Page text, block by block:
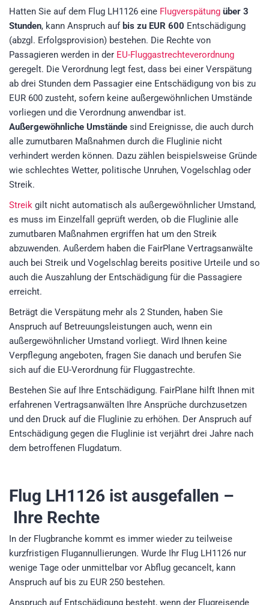
Hatten Sie auf dem Flug LH1126 eine Flugverspätung über 3
Stunden, kann Anspruch auf bis zu EUR 600 Entschädigung
(abzgl. Erfolgsprovision) bestehen. Die Rechte von
Passagieren werden in der EU-Fluggastrechteverordnung
geregelt. Die Verordnung legt fest, dass bei einer Verspätung
ab drei Stunden dem Passagier eine Entschädigung von bis zu
EUR 600 zusteht, sofern keine außergewöhnlichen Umstände
vorliegen und die Verordnung anwendbar ist.
Außergewöhnliche Umstände sind Ereignisse, die auch durch
alle zumutbaren Maßnahmen durch die Fluglinie nicht
verhindert werden können. Dazu zählen beispielsweise Gründe
wie schlechtes Wetter, politische Unruhen, Vogelschlag oder
Streik.
Streik gilt nicht automatisch als außergewöhnlicher Umstand,
es muss im Einzelfall geprüft werden, ob die Fluglinie alle
zumutbaren Maßnahmen ergriffen hat um den Streik
abzuwenden. Außerdem haben die FairPlane Vertragsanwälte
auch bei Streik und Vogelschlag bereits positive Urteile und so
auch die Auszahlung der Entschädigung für die Passagiere
erreicht.
Beträgt die Verspätung mehr als 2 Stunden, haben Sie
Anspruch auf Betreuungsleistungen auch, wenn ein
außergewöhnlicher Umstand vorliegt. Wird Ihnen keine
Verpflegung angeboten, fragen Sie danach und berufen Sie
sich auf die EU-Verordnung für Fluggastrechte.
Bestehen Sie auf Ihre Entschädigung. FairPlane hilft Ihnen mit
erfahrenen Vertragsanwälten Ihre Ansprüche durchzusetzen
und den Druck auf die Fluglinie zu erhöhen. Der Anspruch auf
Entschädigung gegen die Fluglinie ist verjährt drei Jahre nach
dem betroffenen Flugdatum.
Flug LH1126 ist ausgefallen –
Ihre Rechte
In der Flugbranche kommt es immer wieder zu teilweise
kurzfristigen Flugannullierungen. Wurde Ihr Flug LH1126 nur
wenige Tage oder unmittelbar vor Abflug gecancelt, kann
Anspruch auf bis zu EUR 250 bestehen.